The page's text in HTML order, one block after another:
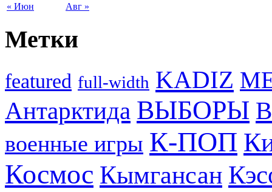
« Июн Авг »
Метки
featured full-width KADIZ
Антарктида ВЫБОРЫ
военные игры К-ПОП
Космос Кымгансан